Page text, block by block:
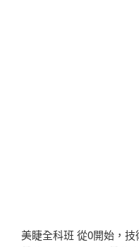
美睫全科班 從0開始，